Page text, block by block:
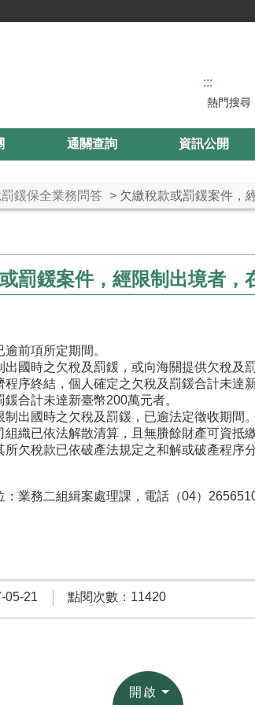
:::
熱門搜尋
通關查詢 資訊公開
鍰保全業務問答 > 欠繳稅款或罰鍰案件，
罰鍰案件，經限制出境者，
前項所定期間。
出國時之欠稅及罰鍰，或向海關提供欠稅及
程序終結，個人確定之欠稅及罰鍰合計未達
合計未達新臺幣200萬元者。
制出國時之欠稅及罰鍰，已逾法定徵收期間。
組織已依法解散清算，且無賸餘財產可資抵
所欠稅款已依破產法規定之和解或破產程序
：業務二組緝案處理課，電話（04）
05-21 點閱次數：11420
開啟